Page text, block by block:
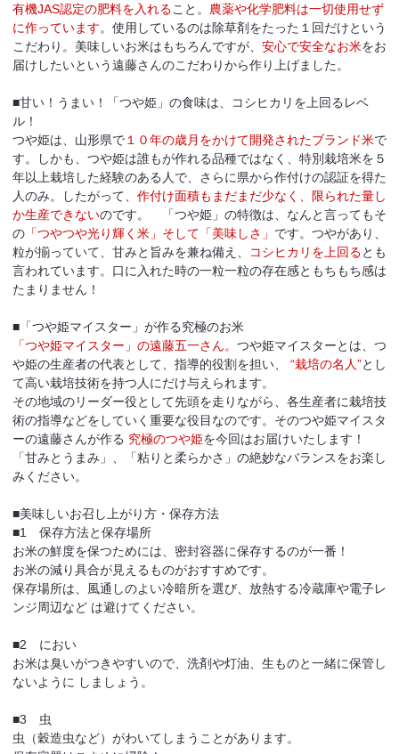
有機JAS認定の肥料を入れること。 農薬や化学肥料は一切使用せず
に作っています。使用しているのは除草剤をたった１回だけという
こだわり。美味しいお米はもちろんですが、 安心で安全なお米をお
届けしたいという遠藤さんのこだわりから作り上げました。
■甘い！うまい！「つや姫」の食味は、コシヒカリを上回るレベ
ル！
つや姫は、山形県で１０年の歳月をかけて開発されたブランド米で
す。しかも、つや姫は誰もが作れる品種ではなく、特別栽培米を５
年以上栽培した経験のある人で、さらに県から作付けの認証を得た
人のみ。したがって、 作付け面積もまだまだ少なく、限られた量し
か生産できないのです。 「つや姫」の特徴は、なんと言ってもそ
の 「つやつや光り輝く米」そして「美味しさ」 です。つやがあり、
粒が揃っていて、甘みと旨みを兼ね備え、
コシヒカリを上回るとも
言われています。口に入れた時の一粒一粒の存在感ともちもち感は
たまりません！
■「つや姫マイスター」が作る究極のお米
「つや姫マイスター」の遠藤五一さん。 つや姫マイスターとは、つ
や姫の生産者の代表として、指導的役割を担い、
“栽培の名人”とし
て高い栽培技術を持つ人にだけ与えられます。
その地域のリーダー役として先頭を走りながら、各生産者に栽培技
術の指導などをしていく重要な役目なのです。そのつや姫マイスタ
ーの遠藤さんが作る 究極のつや姫を今回はお届けいたします！
「甘みとうまみ」、「粘りと柔らかさ」の絶妙なバランスをお楽し
みください。
■美味しいお召し上がり方・保存方法
■1 保存方法と保存場所
お米の鮮度を保つためには、密封容器に保存するのが一番！
お米の減り具合が見えるものがおすすめです。
保存場所は、風通しのよい冷暗所を選び、放熱する冷蔵庫や電子レ
ンジ周辺など は避けてください。
■2 におい
お米は臭いがつきやすいので、洗剤や灯油、生ものと一緒に保管し
ないように しましょう。
■3 虫
虫（穀造虫など）がわいてしまうことがあります。